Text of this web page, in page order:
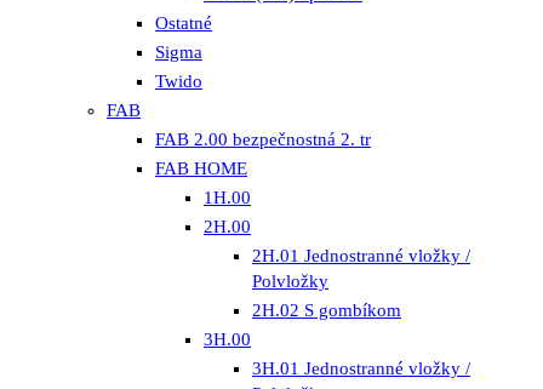
Ostatné
Sigma
Twido
FAB
FAB 2.00 bezpečnostná 2. tr
FAB HOME
1H.00
2H.00
2H.01 Jednostranné vložky /
Polvložky
2H.02 S gombíkom
3H.00
3H.01 Jednostranné vložky /